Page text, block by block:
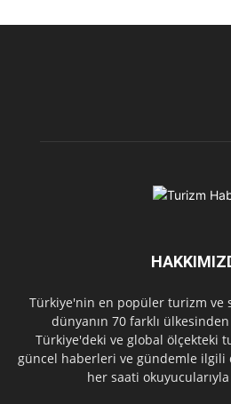
Türkiye'nin en popüler turizm ve
dünyanın 70 farklı
Türkiye'deki ve global ölçekteki
güncel haberleri ve gündemle
her saati